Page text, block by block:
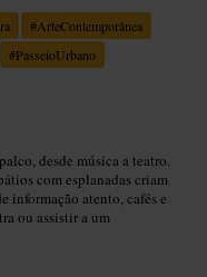
#ArteContemporânea
#PasseioUrbano
desde música a teatro.
com esplanadas criam
informação atento, cafés e
ou assistir a um